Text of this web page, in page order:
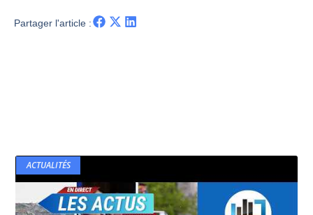
Partager l'article :
ACTUALITÉS